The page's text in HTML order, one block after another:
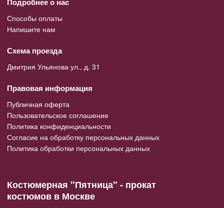
Способы оплаты
Напишите нам
Схема проезда
Дмитрия Ульянова ул., д. 31
Правовая информация
Публичная оферта
Пользовательское соглашение
Политика конфиденциальности
Согласие на обработку персональных данных
Политика обработки персональных данных
Костюмерная "Пятница" - прокат
костюмов в Москве